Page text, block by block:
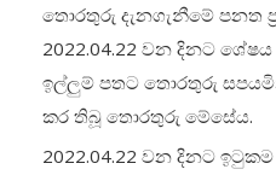
තොරතුරු දැනගැනීමේ පනත
2022.04.22 වන දිනට
ඉල්ලුම් පතට තොරතුරු
කර තිබූ තොරතුරු මේසේය.
2022.04.22 වන දිනට